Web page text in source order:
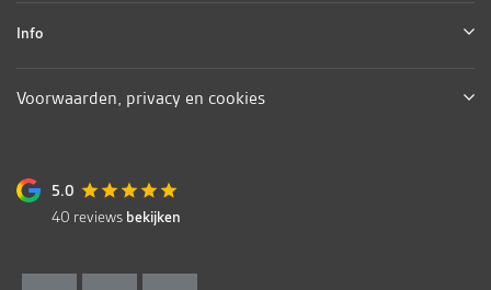
Info
5.0
40 reviews bekijken
Voorwaarden, privacy en cookies